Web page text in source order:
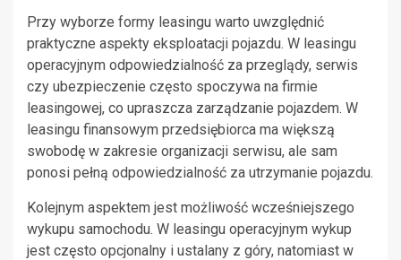
Przy wyborze formy leasingu warto uwzględnić
praktyczne aspekty eksploatacji pojazdu. W leasingu
operacyjnym odpowiedzialność za przeglądy, serwis
czy ubezpieczenie często spoczywa na firmie
leasingowej, co upraszcza zarządzanie pojazdem. W
leasingu finansowym przedsiębiorca ma większą
swobodę w zakresie organizacji serwisu, ale sam
ponosi pełną odpowiedzialność za utrzymanie pojazdu.
Kolejnym aspektem jest możliwość wcześniejszego
wykupu samochodu. W leasingu operacyjnym wykup
jest często opcjonalny i ustalany z góry, natomiast w